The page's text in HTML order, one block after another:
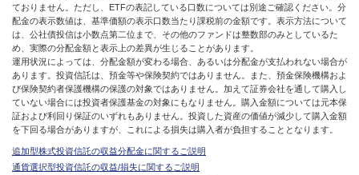
ておりません。ただし、ETFの表記している口数については別途ご確認ください。分
配金の表示数値は、基準価額の表示口数当たり課税前の金額です。表示方法について
は、公社債投信は小数点第二位まで、その他のファンドは整数部のみとしているた
め、実際の分配金額と表示上の差異が生じることがあります。
運用状況によっては、分配金額が変わる場合、あるいは分配金が支払われない場合が
あります。投資信託は、預金等や保険契約ではありません。また、預金保険機構およ
び保険契約者保護機構の保護の対象ではありません。加えて証券会社を通して購入し
ていない場合には投資者保護基金の対象にもなりません。購入金額については元本保
証および利回り保証のいずれもありません。投資した資産の価値が減少して購入金額
を下回る場合がありますが、これによる損失は購入者が負担することとなります。
追加型株式投資信託の収益分配金に関するご説明
通貨選択型投資信託の収益/損失に関するご説明